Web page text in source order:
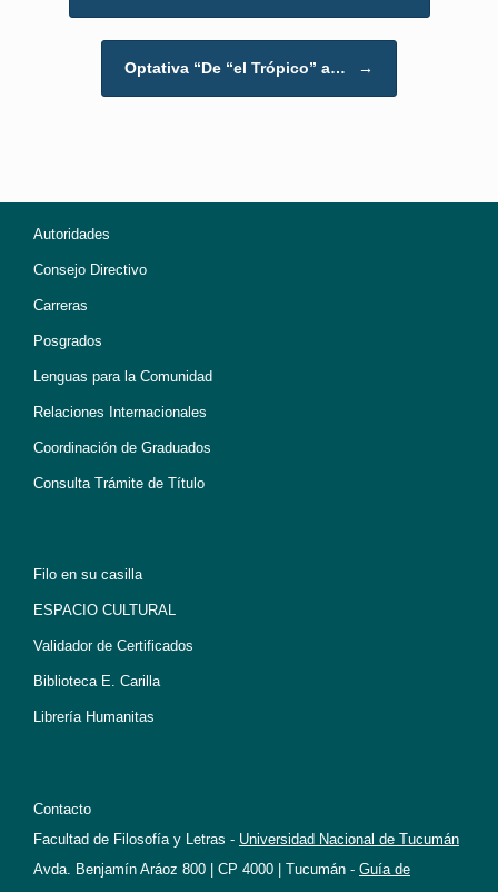
Optativa “De “el Trópico” a… →
Autoridades
Consejo Directivo
Carreras
Posgrados
Lenguas para la Comunidad
Relaciones Internacionales
Coordinación de Graduados
Consulta Trámite de Título
Filo en su casilla
ESPACIO CULTURAL
Validador de Certificados
Biblioteca E. Carilla
Librería Humanitas
Contacto
Facultad de Filosofía y Letras - Universidad Nacional de Tucumán
Avda. Benjamín Aráoz 800 | CP 4000 | Tucumán - Guía de